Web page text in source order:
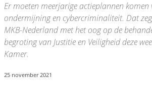
Er moeten meerjarige actieplannen
ondermijning en cybercriminaliteit. Dat
MKB-Nederland met het oog op de
begroting van Justitie en Veiligheid deze
Kamer.
25 november 2021